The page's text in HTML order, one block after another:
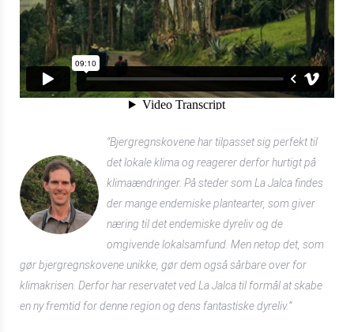
“Bjergregnskovene har tilpasset sig perfekt til
det lokale klima og reagerer derfor hurtigt på
klimaændringer. På steder som La Jalca findes
der mange endemiske plantearter, som giver
næring til det endemiske dyreliv og de
omgivende lokalsamfund. Men netop det, som
gør bjergregnskovene unikke, gør dem også sårbare over for
klimakrisen. Derfor har reservatet ved La Jalca til formål at skabe
en ny fremtid for denne region og dens fantastiske dyreliv.”